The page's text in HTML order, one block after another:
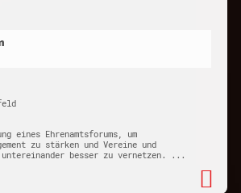
eines Ehrenamtsforums, um
zu stärken und Vereine und
besser zu vernetzen. ...